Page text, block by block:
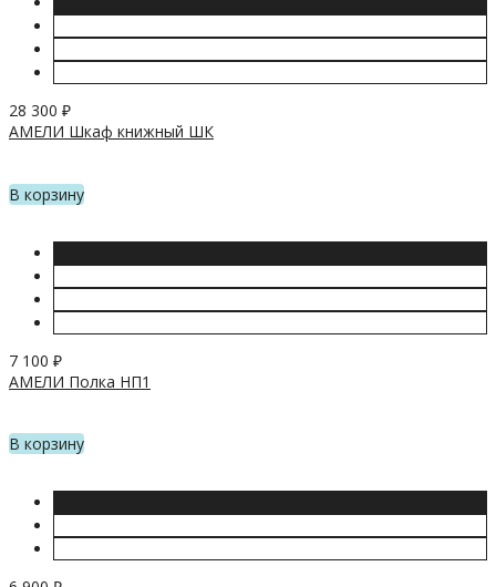
28 300 ₽
АМЕЛИ Шкаф книжный ШК
В корзину
7 100 ₽
АМЕЛИ Полка НП1
В корзину